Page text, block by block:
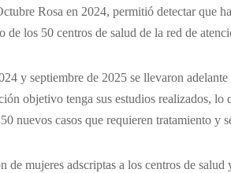
Rosa en 2024, permitió detectar que
de los 50 centros de salud de la red de
y septiembre de 2025 se llevaron
objetivo tenga sus estudios realizados,
nuevos casos que requieren tratamiento y
de mujeres adscriptas a los centros de